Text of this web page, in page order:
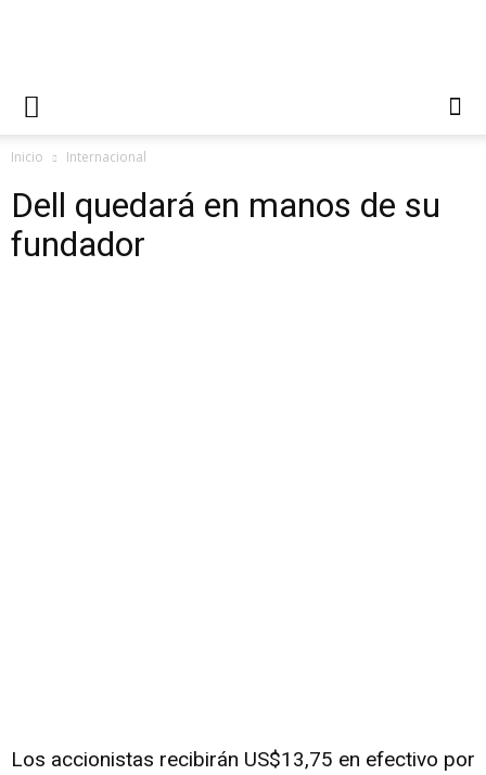
Inicio Internacional
Dell quedará en manos de su
fundador
Los accionistas recibirán US$13,75 en efectivo por